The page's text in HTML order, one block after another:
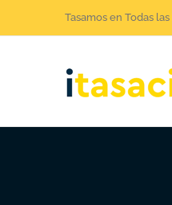
Tasamos en Todas